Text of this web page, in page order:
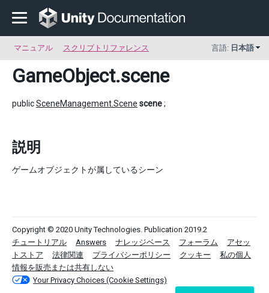
マニュアル スクリプトリファレンス 言語: 日本語
GameObject.scene
publicSceneManagement.Scene scene;
説明
ゲームオブジェクトが属しているシーン
Copyright © 2020 Unity Technologies. Publication 2019.2
チュートリアル
Answers ナレッジベース フォーラム
アセッ
トストア
法律関連 プライバシーポリシー クッキー
私の個人
情報を販売または共有しない
Your Privacy Choices (Cookie Settings)